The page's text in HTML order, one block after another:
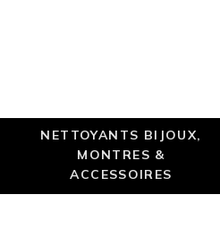
NETTOYANTS BIJOUX,
MONTRES &
ACCESSOIRES